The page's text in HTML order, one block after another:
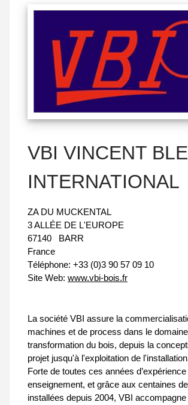
VBI VINCENT
INTERNATIONAL
ZA DU MUCKENTAL
3 ALLÉE DE L'EUROPE
67140
BARR
France
Téléphone: +33 (0)3 90 57 09 10
Site Web: www.vbi-bois.fr
La société VBI assure la
machines et de process dans le
transformation du bois, depuis la
projet jusqu'à l'exploitation de
Forte de toutes ces années
enseignement, et grâce aux centaines
installées depuis 2004, VBI